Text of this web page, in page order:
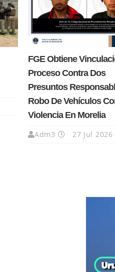
FGE Obtiene
Proceso Contra Dos
Presuntos
Robo De Vehículos
Violencia En Morelia
Adm3 27 Jul 2026